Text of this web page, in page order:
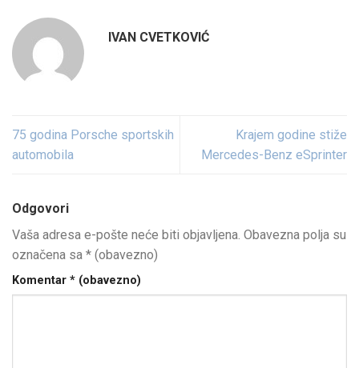
IVAN CVETKOVIĆ
75 godina Porsche sportskih
automobila
Krajem godine stiže
Mercedes-Benz eSprinter
Odgovori
Vaša adresa e-pošte neće biti objavljena. Obavezna polja su
označena sa * (obavezno)
Komentar * (obavezno)